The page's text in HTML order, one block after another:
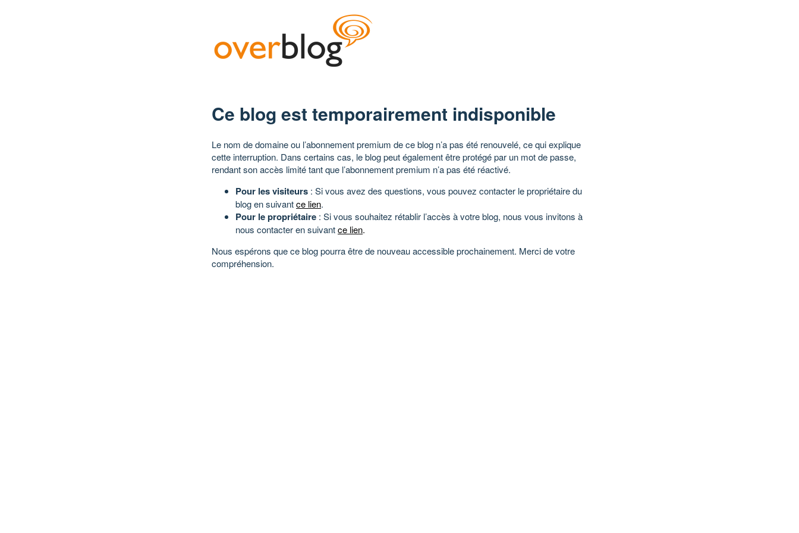
Ce blog est temporairement indisponible
Le nom de domaine ou l’abonnement premium de ce blog n’a pas été renouvelé, ce qui explique
cette interruption. Dans certains cas, le blog peut également être protégé par un mot de passe,
rendant son accès limité tant que l’abonnement premium n’a pas été réactivé.
Pour les visiteurs : Si vous avez des questions, vous pouvez contacter le propriétaire du
blog en suivantce lien.
Pour le propriétaire : Si vous souhaitez rétablir l’accès à votre blog, nous vous invitons à
nous contacter en suivantce lien.
Nous espérons que ce blog pourra être de nouveau accessible prochainement. Merci de votre
compréhension.